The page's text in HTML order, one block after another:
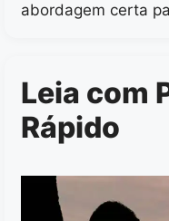
abordagem certa
Leia com
Rápido